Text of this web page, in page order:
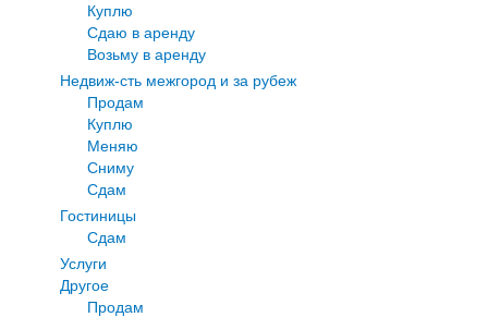
Куплю
Сдаю в аренду
Возьму в аренду
Недвиж-сть межгород и за рубеж
Продам
Куплю
Меняю
Сниму
Сдам
Гостиницы
Сдам
Услуги
Другое
Продам